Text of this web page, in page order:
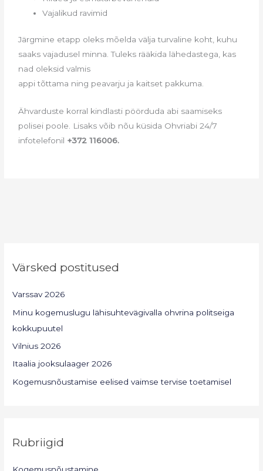
Vajalikud ravimid
Järgmine etapp oleks mõelda välja turvaline koht, kuhu
saaks vajadusel minna. Tuleks rääkida lähedastega, kas
nad oleksid valmis
appi tõttama ning peavarju ja kaitset pakkuma.
Ähvarduste korral kindlasti pöörduda abi saamiseks
polisei poole. Lisaks võib nõu küsida Ohvriabi 24/7
infotelefonil +372 116006.
Värsked postitused
Varssav 2026
Minu kogemuslugu lähisuhtevägivalla ohvrina politseiga
kokkupuutel
Vilnius 2026
Itaalia jooksulaager 2026
Kogemusnõustamise eelised vaimse tervise toetamisel
Rubriigid